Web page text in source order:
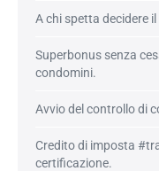
A chi spetta decidere
Superbonus senza
condomini.
Avvio del controllo di
Credito di imposta
certificazione.